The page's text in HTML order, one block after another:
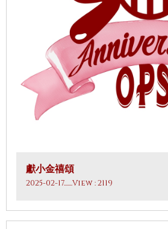
獻小金禧頌
2025-02-17.......View : 2119